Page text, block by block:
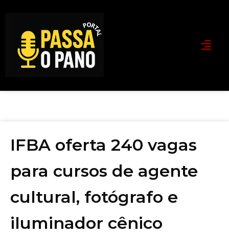
IFBA oferta 240 vagas
para cursos de agente
cultural, fotógrafo e
iluminador cênico